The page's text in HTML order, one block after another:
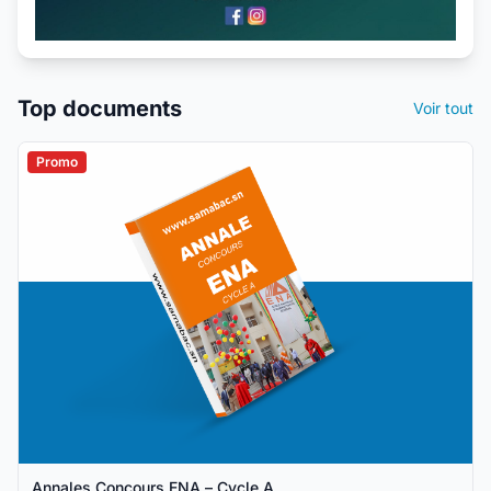
Top documents Voir tout
Promo
Annales Concours ENA – Cycle A